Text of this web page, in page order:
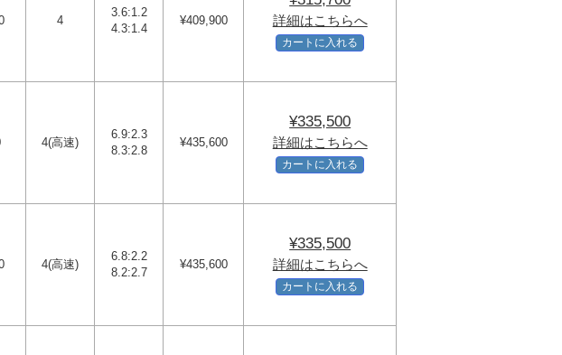
4
3.6:1.2
4.3:1.4
¥409,900 詳細はこちらへ
カートに入れる
4(高速)
6.9:2.3
8.3:2.8
¥435,600
¥335,500
詳細はこちらへ
カートに入れる
4(高速)
6.8:2.2
8.2:2.7
¥435,600
¥335,500
詳細はこちらへ
カートに入れる